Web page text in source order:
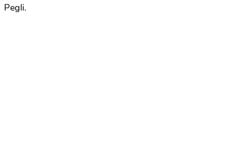
Pegli.